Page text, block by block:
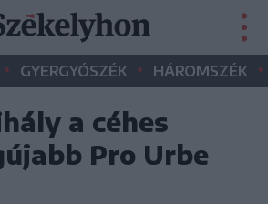
• GYERGYÓSZÉK • HÁROMSZÉK •
a céhes
Pro Urbe